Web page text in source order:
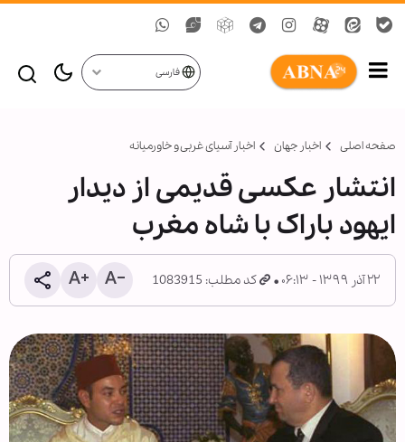
فارسی
صفحه اصلی اخبار جهان اخبار آسیای غربی و خاورمیانه
انتشار عکسی قدیمی از دیدار
ایهود باراک با شاه مغرب
۲۲ آذر ۱۳۹۹ - ۰۶:۱۳ کد مطلب: 1083915